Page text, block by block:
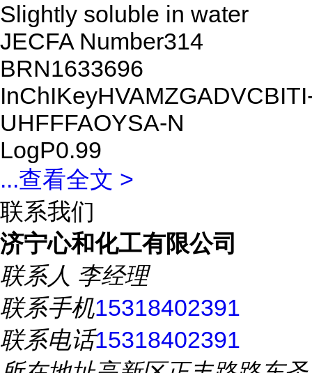
Slightly soluble in water
JECFA Number314
BRN1633696
UHFFFAOYSA-N
LogP0.99
...查看全文 >
联系我们
济宁心和化工有限公司
联系人 李经理
联系手机15318402391
联系电话15318402391